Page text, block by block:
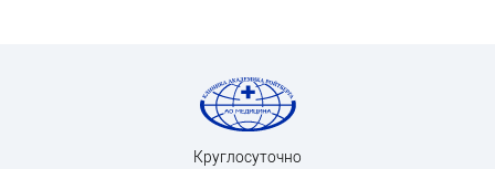
Круглосуточно